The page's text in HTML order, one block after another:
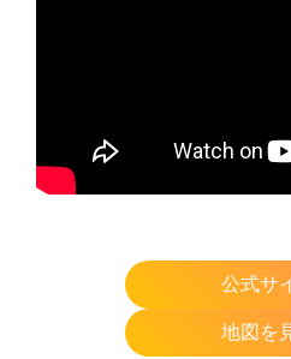
公式サ
地図を